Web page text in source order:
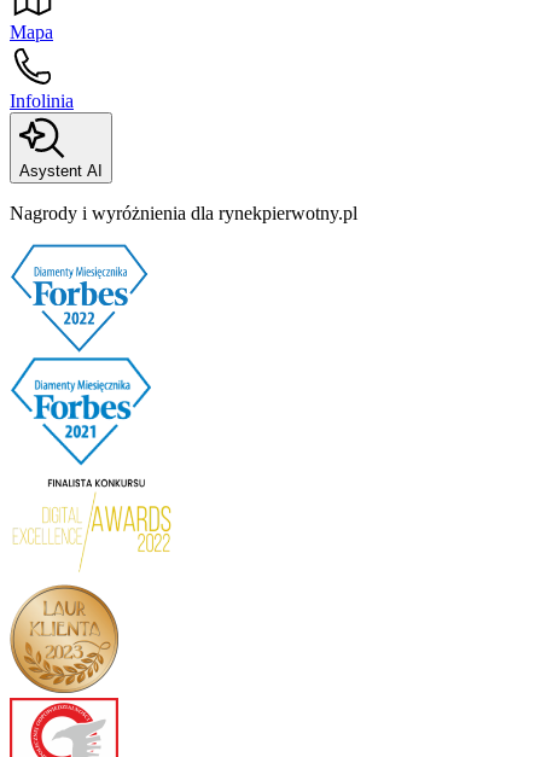
Mapa
Infolinia
Asystent AI
Nagrody i wyróżnienia dla rynekpierwotny.pl